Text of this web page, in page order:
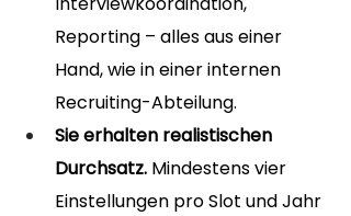
Reporting – alles aus einer
Hand, wie in einer internen
Recruiting-Abteilung.
Sie erhalten realistischen
Durchsatz. Mindestens vier
Einstellungen pro Slot und Jahr